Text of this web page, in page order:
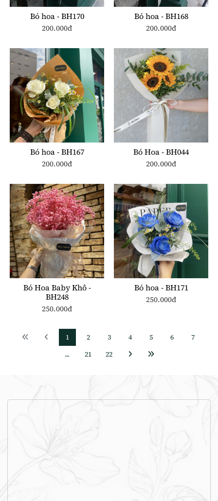
Bó hoa - BH170
200.000đ
Bó hoa - BH168
200.000đ
Bó hoa - BH167
200.000đ
Bó Hoa - BH044
200.000đ
Bó Hoa Baby Khô -
BH248
250.000đ
Bó hoa - BH171
250.000đ
1 2 3 4 5 6
7
...
21 22